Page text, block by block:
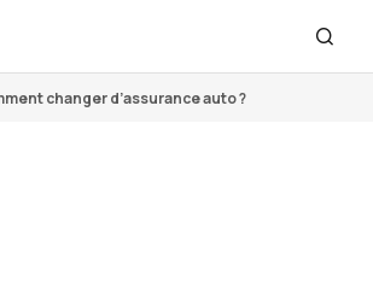
changer d’assurance auto ?